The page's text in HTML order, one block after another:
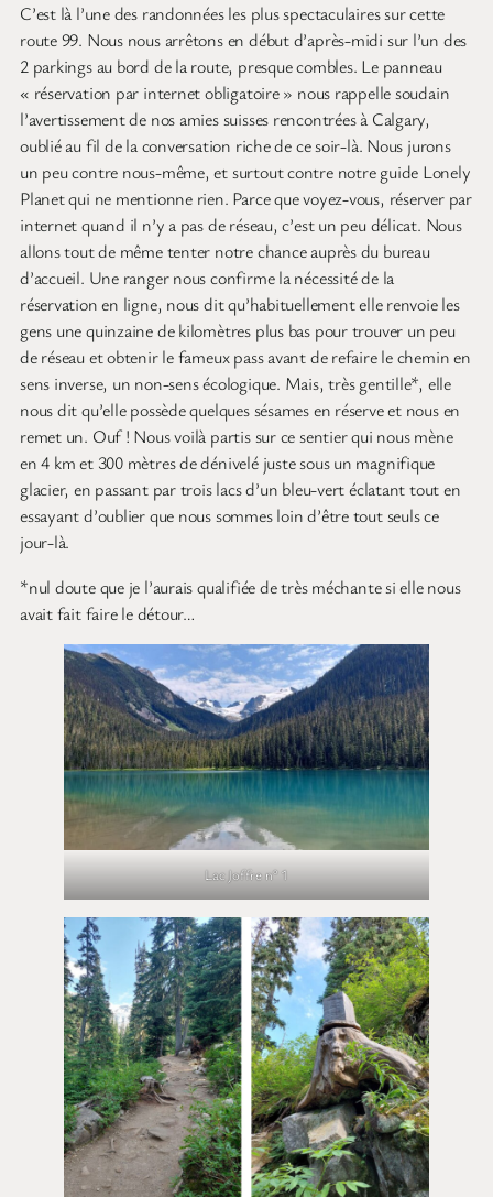
C’est là l’une des randonnées les plus spectaculaires sur cette
route 99. Nous nous arrêtons en début d’après-midi sur l’un des
2 parkings au bord de la route, presque combles. Le panneau
« réservation par internet obligatoire » nous rappelle soudain
l’avertissement de nos amies suisses rencontrées à Calgary,
oublié au fil de la conversation riche de ce soir-là. Nous jurons
un peu contre nous-même, et surtout contre notre guide Lonely
Planet qui ne mentionne rien. Parce que voyez-vous, réserver par
internet quand il n’y a pas de réseau, c’est un peu délicat. Nous
allons tout de même tenter notre chance auprès du bureau
d’accueil. Une ranger nous confirme la nécessité de la
réservation en ligne, nous dit qu’habituellement elle renvoie les
gens une quinzaine de kilomètres plus bas pour trouver un peu
de réseau et obtenir le fameux pass avant de refaire le chemin en
sens inverse, un non-sens écologique. Mais, très gentille*, elle
nous dit qu’elle possède quelques sésames en réserve et nous en
remet un. Ouf ! Nous voilà partis sur ce sentier qui nous mène
en 4 km et 300 mètres de dénivelé juste sous un magnifique
glacier, en passant par trois lacs d’un bleu-vert éclatant tout en
essayant d’oublier que nous sommes loin d’être tout seuls ce
jour-là.
*nul doute que je l’aurais qualifiée de très méchante si elle nous
avait fait faire le détour…
Lac Joffre n° 1